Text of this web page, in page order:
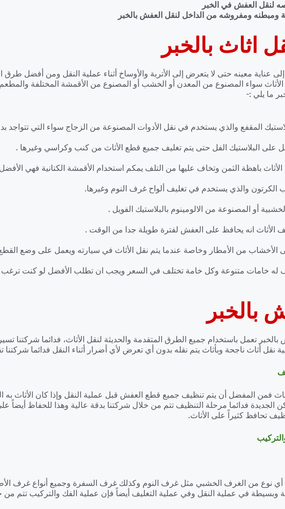
لنقل العفش في الخبر
ومبطنه ومفروشه من الداخل لنقل العفش بالخبر
اثاث بالخبر
إلى عناية معينه حتى لا يتعرض إلى الأتربة والأوساخ أثناء عملية النقل ومن أفضل
سواء المصنوع من المعدن أو الخشب أو المصنوع من الأقمشة المختلفة
ما يلي :-
المقفع والذي يستخدم في نقل الأدوات المصنوعة من الزجاج سواء التي تتواجد
على البلاستيك الفل حتى يتم تغليف جميع قطع الأثاث من كنب وكراسي وغيرها .
باهظة الثمن وتخاف عليها من التلف يمكم استخدام الأقمشة الكتانية فهي
الكرتون والذي يستخدم في تغليف ألواح غرف النوم وغيرها.
أو المصنوعة من الالومينوم بالبلاستيك الفويل .
الأثاث انه يحافظ على العفش لفترة طويلة جدا من الوقت .
الأخشاب من الأمطار وخاصة عندما يتم نقل الأثاث في سيارته ويعمل على وضع
له خامات متنوعة وكل خامة تختلف في السعر ويجب ان تطلب الأفضل لو كنت
بالخبر
تعمل باستخدام جميع الطرق المتقدمة والحديثة لنقل الأثاث، فدائما شركتنا
نقل أثاث ناجحة وبأثاث يتم نقله بدون أي تعرض لأي أضرار أثناء النقل فدائما شركتنا
فمن المفضل أن يتم تنظيف جميع قطع العفش قبل عملية النقل وإذا كان الأثاث به
الجديدة فدائما مرحلة التنظيف تتم من خلال شركتنا بدقة عالية وهذا للحفاظ أيضاً على
تحافظ كثيراً على الأثاث.
نوع من الغرف الخشبي مثل غرف النوم وكذلك غرف السفرة وجميع أنواع غرف
وبسيطة في عملية النقل وفي عملية التغليف أيضاً فإن عملية الفك والتركيب تتم